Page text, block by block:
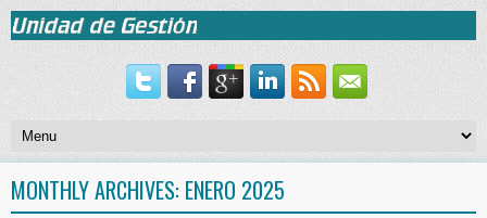
MONTHLY ARCHIVES: ENERO 2025